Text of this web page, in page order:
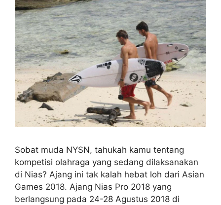
Sobat muda NYSN, tahukah kamu tentang
kompetisi olahraga yang sedang dilaksanakan
di Nias? Ajang ini tak kalah hebat loh dari Asian
Games 2018. Ajang Nias Pro 2018 yang
berlangsung pada 24-28 Agustus 2018 di